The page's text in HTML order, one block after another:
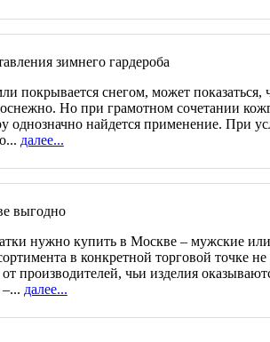
зимнего гардероба
покрывается снегом, может показаться,
Но при грамотном сочетании
однозначно найдется применение. При
далее...
выгодно
нужно купить в Москве – мужские
в конкретной торговой точке не
производителей, чьи изделия
далее...